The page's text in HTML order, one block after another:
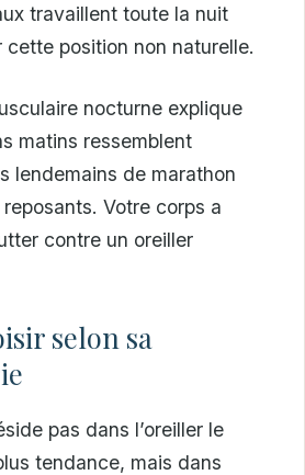
travaillent toute la nuit
cette position non naturelle.
nocturne explique
matins ressemblent
lendemains de marathon
reposants. Votre corps a
contre un oreiller
selon sa
pas dans l’oreiller le
tendance, mais dans